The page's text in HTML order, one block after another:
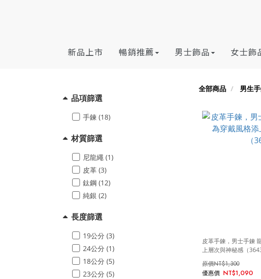
新品上市 暢銷推薦 男士飾品 女士飾
品項篩選
手鍊 (18)
材質篩選
尼龍繩 (1)
皮革 (3)
鈦鋼 (12)
純銀 (2)
長度篩選
19公分 (3)
24公分 (1)
18公分 (5)
23公分 (5)
全部商品 男生
皮革手鍊，男士手鍊
上層次與神秘感（
NT$1,300
NT$1,090